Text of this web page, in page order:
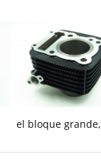
el bloque grande,